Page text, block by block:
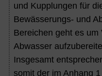
und Kupplungen für
Bewässerungs- und
Bereichen geht es um
Abwasser
Insgesamt
somit der im Anhang